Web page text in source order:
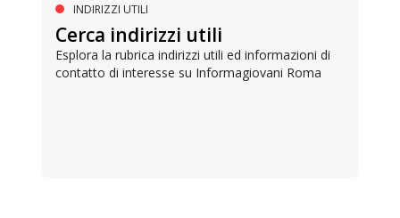
INDIRIZZI UTILI
Cerca indirizzi utili
Esplora la rubrica indirizzi utili ed informazioni di
contatto di interesse su Informagiovani Roma